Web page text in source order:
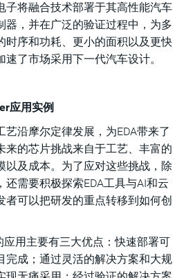
子将融合技术部署于其高性能汽车
器，并在广泛的验证过程中，为多
时序和功耗、更小的面积以及更快
了市场采用下一代汽车设计。
应用实例
沿摩尔定律发展，为EDA带来了
来的芯片挑战来自于工艺、丰富的
以及成本。为了应对这些挑战，除
需要积极探索EDA工具与AI和云
者可以把研发的重点转移到如何创
应用主要有三大优点：快速部署可
完成；通过灵活的解决方案和大规